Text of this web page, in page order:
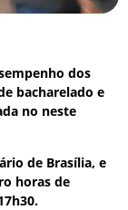
dos
bacharelado e
no neste
de Brasília, e
horas de